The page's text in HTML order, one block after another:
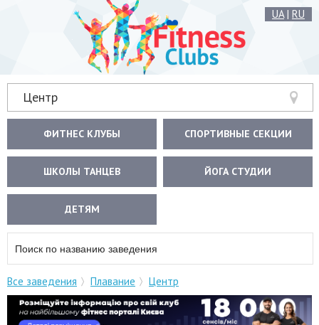
UA| RU
Центр
ФИТНЕС КЛУБЫ СПОРТИВНЫЕ СЕКЦИИ
ШКОЛЫ ТАНЦЕВ ЙОГА СТУДИИ
ДЕТЯМ
Все заведения Плавание Центр